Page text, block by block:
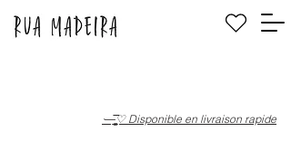
·—̳͟͞͞♡ Disponible en livraison rapide